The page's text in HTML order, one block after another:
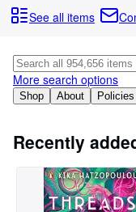
Browse Collections
Art & Collectables
Textbooks
Sellers
See all items
Shop About Policies
More search options
Recently